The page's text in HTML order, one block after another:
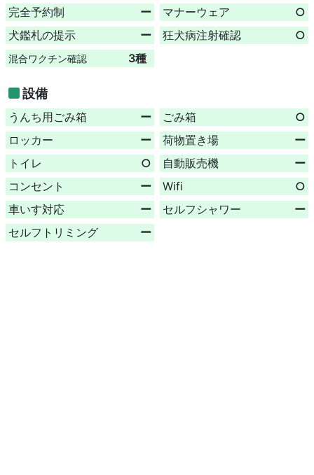
完全予約制
ー マナーウェア
○
犬鑑札の提示
ー 狂犬病注射確認 ○
混合ワクチン確認 3種
設備
うんち用ごみ箱 ー ごみ箱
○
ロッカー
ー 荷物置き場
ー
トイレ
○ 自動販売機
ー
コンセント
ー Wifi
○
車いす対応
ー セルフシャワー
ー
セルフトリミング
ー